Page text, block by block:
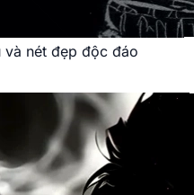
và nét đẹp độc đáo